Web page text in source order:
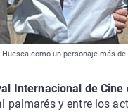
como un personaje más
Internacional de
palmarés y entre los